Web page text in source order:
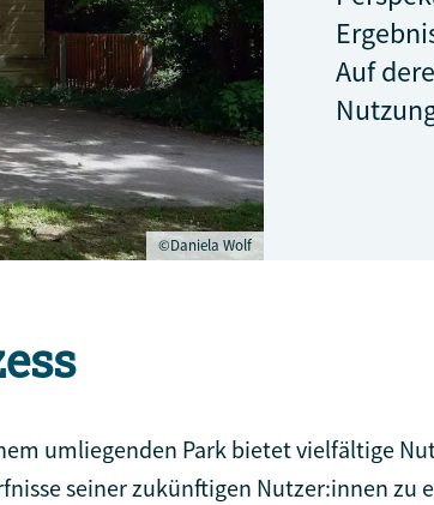
©Daniela Wolf
Auf
umliegenden Park bietet vielfältige
seiner zukünftigen Nutzer:innen zu